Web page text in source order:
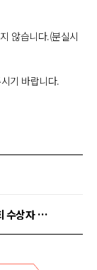
않습니다.(분실시
기 바랍니다.
2023 세종대왕 소헌왕후 선발대회 수상자 발표